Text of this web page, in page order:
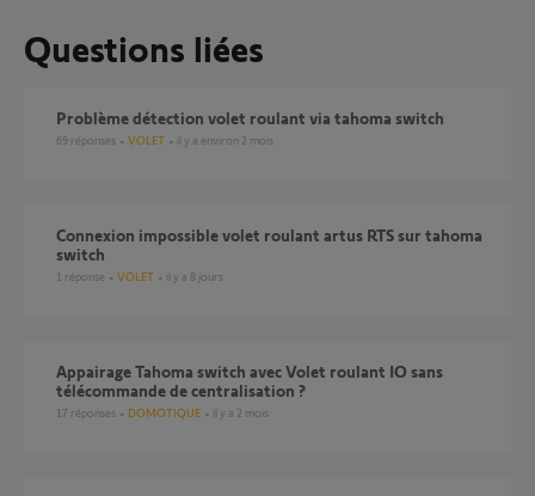
Questions liées
Problème détection volet roulant via tahoma switch
69 réponses VOLET il y a environ 2 mois
Connexion impossible volet roulant artus RTS sur tahoma
switch
1 réponse VOLET il y a 8 jours
Appairage Tahoma switch avec Volet roulant IO sans
télécommande de centralisation ?
17 réponses DOMOTIQUE il y a 2 mois